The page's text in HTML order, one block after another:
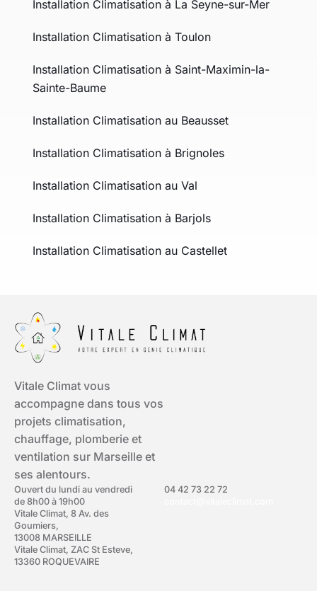
Installation Climatisation à La Seyne-sur-Mer
Installation Climatisation à Toulon
Installation Climatisation à Saint-Maximin-la-
Sainte-Baume
Installation Climatisation au Beausset
Installation Climatisation à Brignoles
Installation Climatisation au Val
Installation Climatisation à Barjols
Installation Climatisation au Castellet
Vitale Climat vous
accompagne dans tous vos
projets climatisation,
chauffage, plomberie et
ventilation sur Marseille et
ses alentours.
Ouvert du lundi au vendredi
de 8h00 à 19h00
04 42 73 22 72
Vitale Climat, 8 Av. des
Goumiers,
13008 MARSEILLE
Vitale Climat, ZAC St Esteve,
13360 ROQUEVAIRE